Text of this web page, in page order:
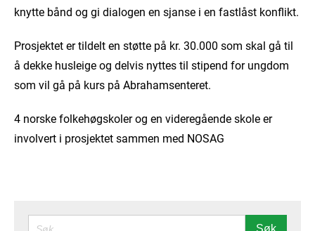
knytte bånd og gi dialogen en sjanse i en fastlåst konflikt.
Prosjektet er tildelt en støtte på kr. 30.000 som skal gå til
å dekke husleige og delvis nyttes til stipend for ungdom
som vil gå på kurs på Abrahamsenteret.
4 norske folkehøgskoler og en videregående skole er
involvert i prosjektet sammen med NOSAG
SØK Søk